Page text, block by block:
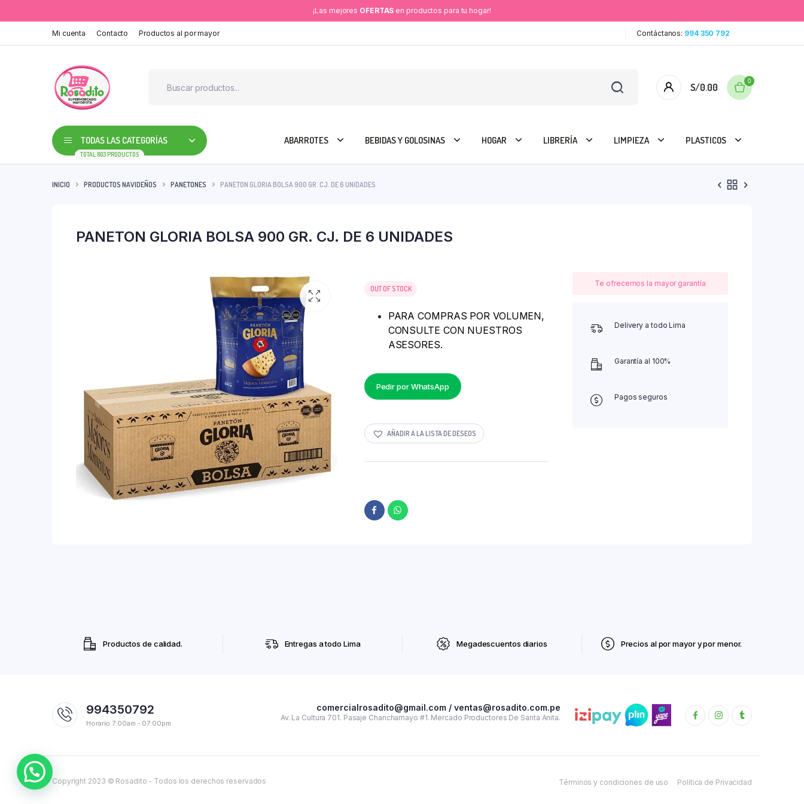
¡Las mejores OFERTAS en productos para tu hogar!
Mi cuenta Contacto Productos al por mayor Contáctanos: 994 350 792
S/0.00
0
TODAS LAS CATEGORÍAS
TOTAL 803 PRODUCTOS
ABARROTES BEBIDAS Y GOLOSINAS HOGAR LIBRERÍA LIMPIEZA PLASTICOS
INICIO PRODUCTOS NAVIDEÑOS PANETONES PANETON GLORIA BOLSA 900 GR. CJ. DE 6 UNIDADES
PANETON GLORIA BOLSA 900 GR. CJ. DE 6 UNIDADES
OUT OF STOCK
PARA COMPRAS POR VOLUMEN,
CONSULTE CON NUESTROS
ASESORES.
Pedir por WhatsApp
AÑADIR A LA LISTA DE DESEOS
Te ofrecemos la mayor garantía
Delivery a todo Lima
Garantía al 100%
Pagos seguros
Productos de calidad. Entregas a todo Lima Megadescuentos diarios Precios al por mayor y por menor.
994350792
Horario 7:00am - 07:00pm
comercialrosadito@gmail.com / ventas@rosadito.com.pe
Av. La Cultura 701. Pasaje Chanchamayo #1. Mercado Productores De Santa Anita.
Copyright 2023 © Rosadito - Todos los derechos reservados Términos y condiciones de uso Política de Privacidad